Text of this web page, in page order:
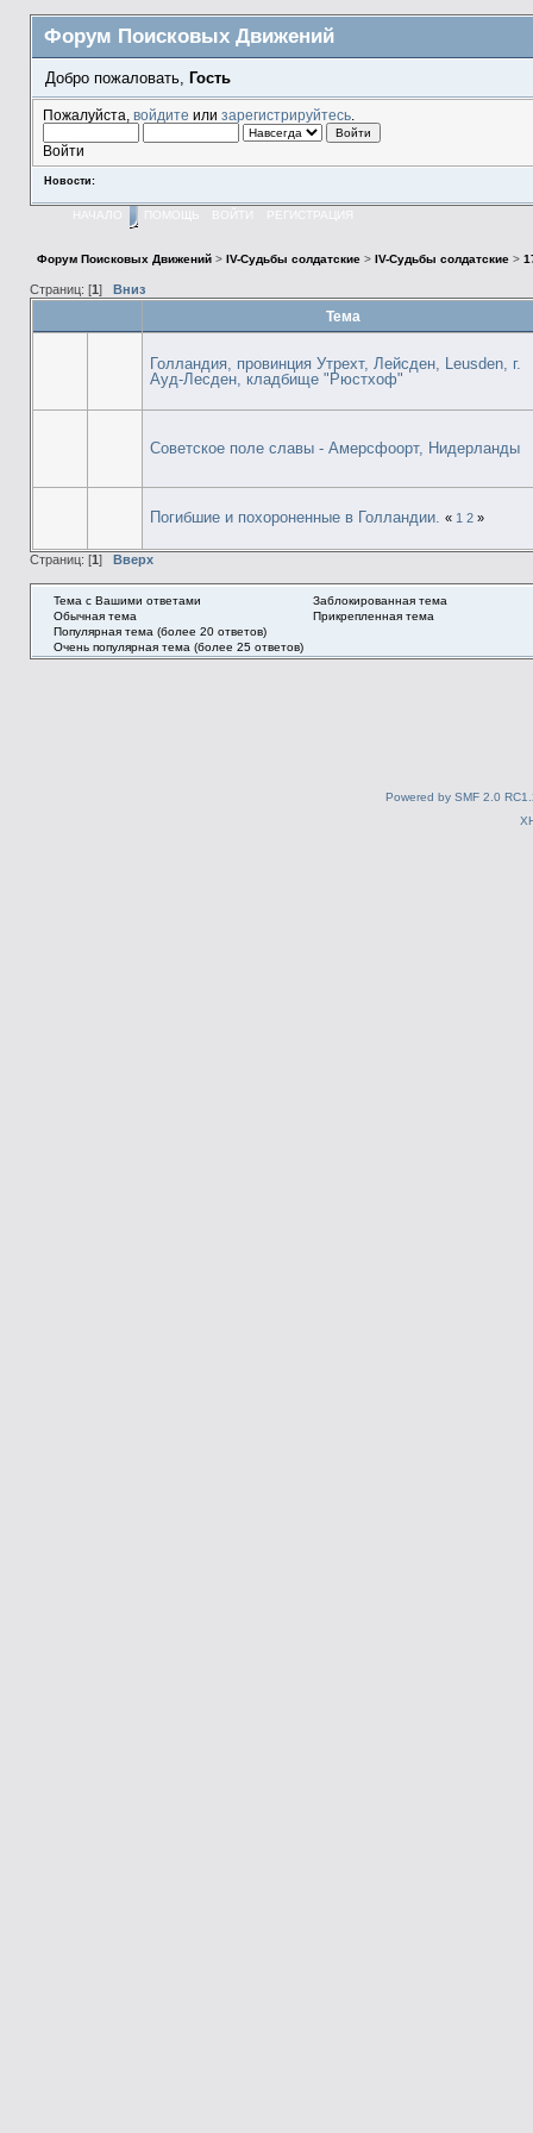
Форум Поисковых Движений
Добро пожаловать, Гость
Пожалуйста, войдите или зарегистрируйтесь.
Войти
Новости:
НАЧАЛО ПОМОЩЬ ВОЙТИ РЕГИСТРАЦИЯ
Форум Поисковых Движений> IV-Судьбы солдатские> IV-Судьбы солдатские>
Страниц: [1 ] Вниз
Тема
Голландия, провинция Утрехт, Лейсден, Leusden, г.
Ауд-Лесден, кладбище "Рюстхоф"
Советское поле славы - Амерсфоорт, Нидерланды
Погибшие и похороненные в Голландии. « 1 2»
Страниц: [1 ] Вверх
Тема с Вашими ответами
Обычная тема
Популярная тема (более 20 ответов)
Очень популярная тема (более 25 ответов)
Заблокированная тема
Прикрепленная тема
Powered by SMF 2.0